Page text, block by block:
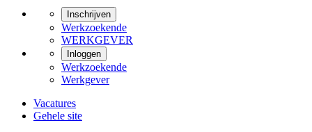
Inschrijven
Werkzoekende
WERKGEVER
Inloggen
Werkzoekende
Werkgever
Vacatures
Gehele site